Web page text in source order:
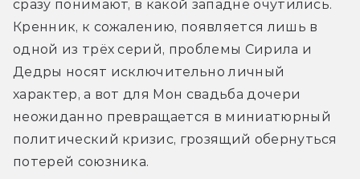
сразу понимают, в какой западне очутились.
Кренник, к сожалению, появляется лишь в
одной из трёх серий, проблемы Сирила и
Дедры носят исключительно личный
характер, а вот для Мон свадьба дочери
неожиданно превращается в миниатюрный
политический кризис, грозящий обернуться
потерей союзника.